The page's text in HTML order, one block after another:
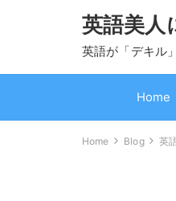
英語美人
英語が「デキル
Home
Home Blog 英